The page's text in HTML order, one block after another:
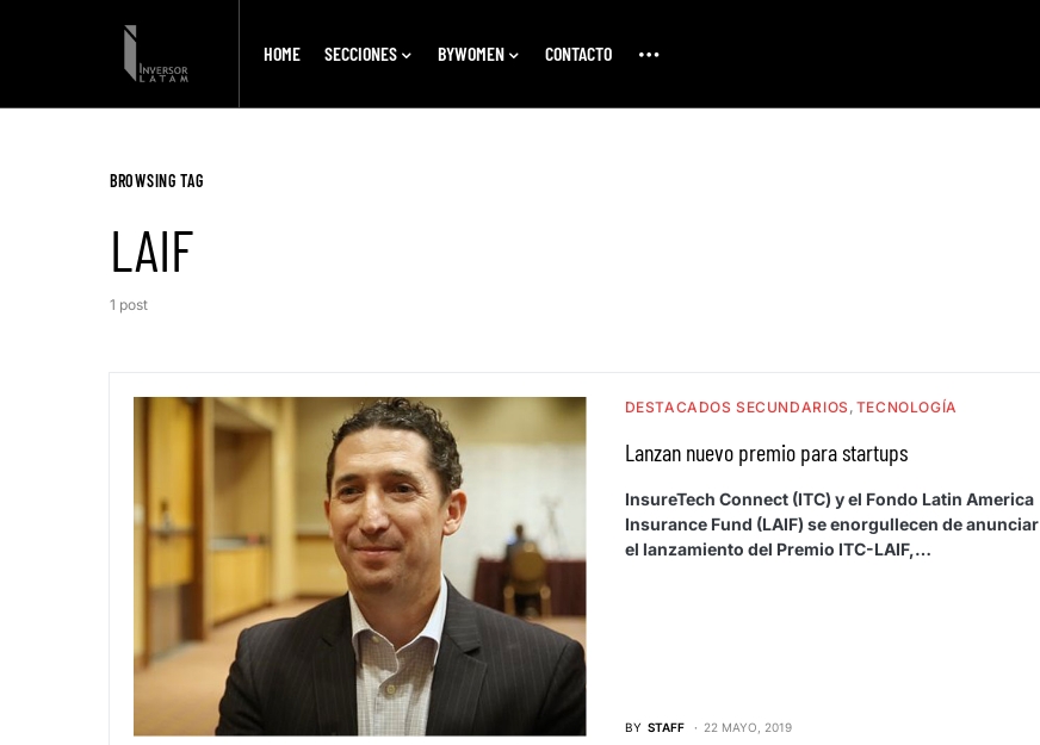
HOME SECCIONES BYWOMEN CONTACTO
BROWSING TAG
LAIF
1 post
DESTACADOS SECUNDARIOS TECNOLOGÍA
Lanzan nuevo premio para startups
InsureTech Connect (ITC) y el Fondo Latin America
Insurance Fund (LAIF) se enorgullecen de anunciar
el lanzamiento del Premio ITC-LAIF,…
BY STAFF 22 MAYO, 2019